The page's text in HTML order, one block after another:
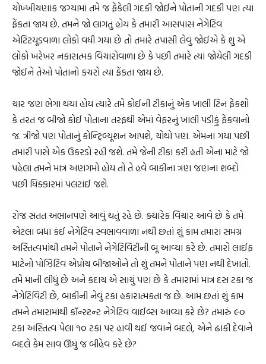
ચોખ્ખીચણાક જગ્યામાં તમે જ ફેંકેલી ગંદકી જોઈને પોતાની ગંદકી પણ ત્યાં
ફેંકતા જાય છે. તમને જો લાગતું હોય કે તમારી આસપાસ નેગેટિવ
એટિટયૂડવાળા લોકો વધી ગયા છે તો તમારે તપાસી લેવું જોઈએ કે શું એ
લોકો ખરેખર નકારાત્મક વિચારોવાળા છે કે પછી તમારે ત્યાં જોયેલી ગંદકી
જોઈને તેઓ પોતાનો કચરો ત્યાં ફેંકતા જાય છે.
ચાર જણ ભેગા થયા હોય ત્યારે તમે કોઈની ટીકાનું એક ખાલી ટિન ફેંકશો
કે તરત જ બીજો કોઈ પોતાના તરફથી એમાં વેફરનું ખાલી પડીકું ફેંકવાનો
જ. ત્રીજો પણ પોતાનું કોન્ટ્રિબ્યૂશન આપશે, ચોથો પણ. એમના ગયા પછી
તમારી પાસે એક ઉકરડો રહી જશે. તમે જેની ટીકા કરી હતી એના માટે જો
પહેલાં તમને માત્ર અણગમો હોય તો તે હવે બાકીના ત્રણ જણના શબ્દો
પછી ધિક્કારમાં પલટાઈ જશે.
રોજ સતત અભાનપણે આવું થતું રહે છે. ક્યારેક વિચાર આવે છે કે તમે
એટલા બધા કંઈ નેગેટિવ સ્વભાવવાળા નથી છતાં શું કામ તમારા સમગ્ર
અસ્તિત્વમાંથી તમને પોતાને નેગેટિવિટીની બૂ આવ્યા કરે છે. તમારો લાઈફ
માટેનો પોઝિટિવ એપ્રોચ બીજાઓને તો શું તમને પોતાને પણ નથી દેખાતો.
તમે માની લીધું છે અને કદાચ એ સાચું પણ છે કે તમારામાં માત્ર દસ ટકા જ
નેગેટિવિટી છે, બાકીની નેવું ટકા હકારાત્મકતા જ છે. આમ છતાં શું કામ
તમને તમારામાંથી કૉન્સ્ટન્ટ નેગેટિવ વાઈબ્સ આવ્યા કરે છે? તમારું ૯૦
ટકા અસ્તિત્વ પેલા ૧૦ ટકા પર હાવી થઈ જવાને બદલે, એને ઢાંકી દેવાને
બદલે કેમ સાવ ઊંધું જ બીહેવ કરે છે?